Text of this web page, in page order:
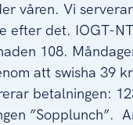
våren. Vi
efter det. IOGT-
108.
att swisha 39
betalningen:
”Sopplunch”.